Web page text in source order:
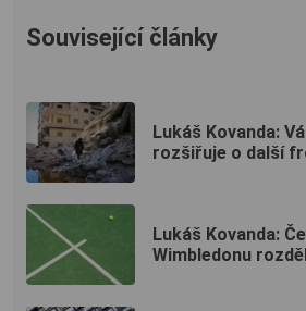
Související články
Lukáš Kovanda:
rozšiřuje o další
Lukáš Kovanda:
Wimbledonu